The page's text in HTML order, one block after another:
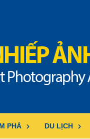
PHÁ DU LỊCH